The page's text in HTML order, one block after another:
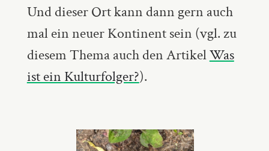
Und dieser Ort kann dann gern auch
mal ein neuer Kontinent sein (vgl. zu
diesem Thema auch den ArtikelWas
ist ein Kulturfolger?).